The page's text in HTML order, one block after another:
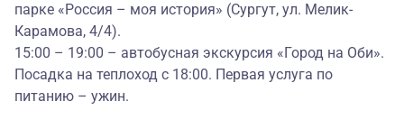
парке «Россия – моя история» (Сургут, ул. Мелик-
Карамова, 4/4).
15:00 – 19:00 – автобусная экскурсия «Город на Оби».
Посадка на теплоход с 18:00. Первая услуга по
питанию – ужин.